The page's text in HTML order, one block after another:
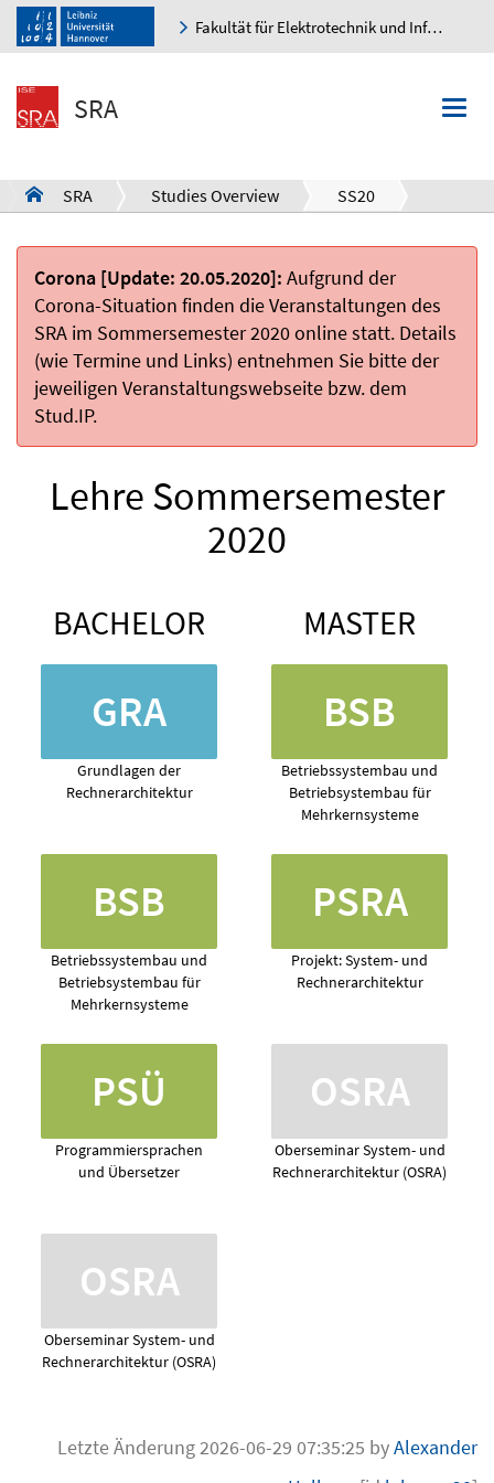
Fakultät für Elektrotechnik und Informatik
SRA
a SRA Studies Overview SS20
Corona [Update: 20.05.2020]: Aufgrund der
Corona-Situation finden die Veranstaltungen des
SRA im Sommersemester 2020 online statt. Details
(wie Termine und Links) entnehmen Sie bitte der
jeweiligen Veranstaltungswebseite bzw. dem
Stud.IP.
Lehre Sommersemester
2020
BACHELOR
GRA
Grundlagen der
Rechnerarchitektur
BSB
Betriebssystembau und
Betriebsystembau für
Mehrkernsysteme
PSÜ
Programmiersprachen
und Übersetzer
OSRA
Oberseminar System- und
Rechnerarchitektur (OSRA)
MASTER
BSB
Betriebssystembau und
Betriebsystembau für
Mehrkernsysteme
PSRA
Projekt: System- und
Rechnerarchitektur
OSRA
Oberseminar System- und
Rechnerarchitektur (OSRA)
Letzte Änderung 2026-06-29 07:35:25 byAlexander